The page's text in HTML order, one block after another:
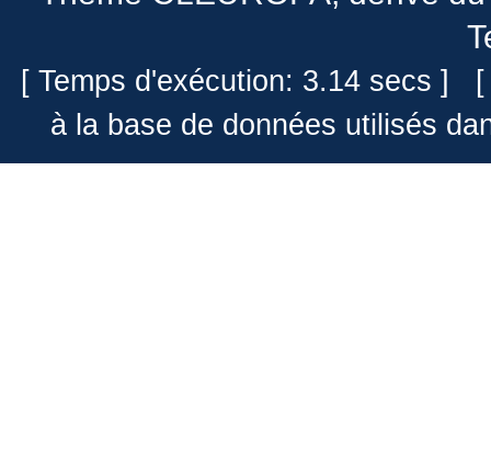
[ Temps d'exécution: 3.14 secs ]
à la base de données utilisés